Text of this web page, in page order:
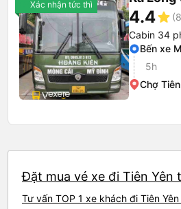
Xác nhận tức thì
4.4star
Cabin 34
Bến xe
5h
Chợ
Đặt mua vé xe đi Tiên Yên
Tư vấn TOP 1 xe khách đi Tiên